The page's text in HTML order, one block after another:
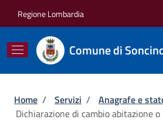
Regione Lombardia
Comune di
Briciole di pane
Home / Servizi / Anagrafe e
Dichiarazione di cambio abitazione